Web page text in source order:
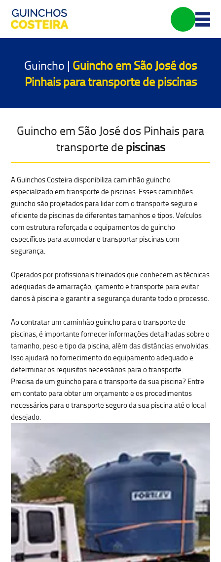
Guincho | Guincho em São José dos
Pinhais para transporte depiscinas
Guincho em São José dos Pinhais para
transporte de piscinas
A Guinchos Costeira disponibiliza caminhão guincho
especializado em transporte de piscinas. Esses caminhões
guincho são projetados para lidar com otransporte seguro e
eficiente de piscinasde diferentes tamanhos e tipos. Veículos
com estrutura reforçada e equipamentos de guincho
específicos para acomodar e transportar piscinas com
segurança.
Operados por profissionais treinados que conhecem as técnicas
adequadas de amarração, içamento e transporte para evitar
danos à piscina e garantir a segurança durante todo o processo.
Ao contratar um caminhão guincho para o transporte de
piscinas, é importante fornecer informações detalhadas sobre o
tamanho, peso e tipo da piscina, além das distâncias envolvidas.
Isso ajudará no fornecimento do equipamento adequado e
determinar os requisitos necessários para o transporte.
Precisa de um guincho para o transporte da sua piscina? Entre
em contato para obter um orçamento e os procedimentos
necessários para o transporte seguro da sua piscina até o local
desejado.